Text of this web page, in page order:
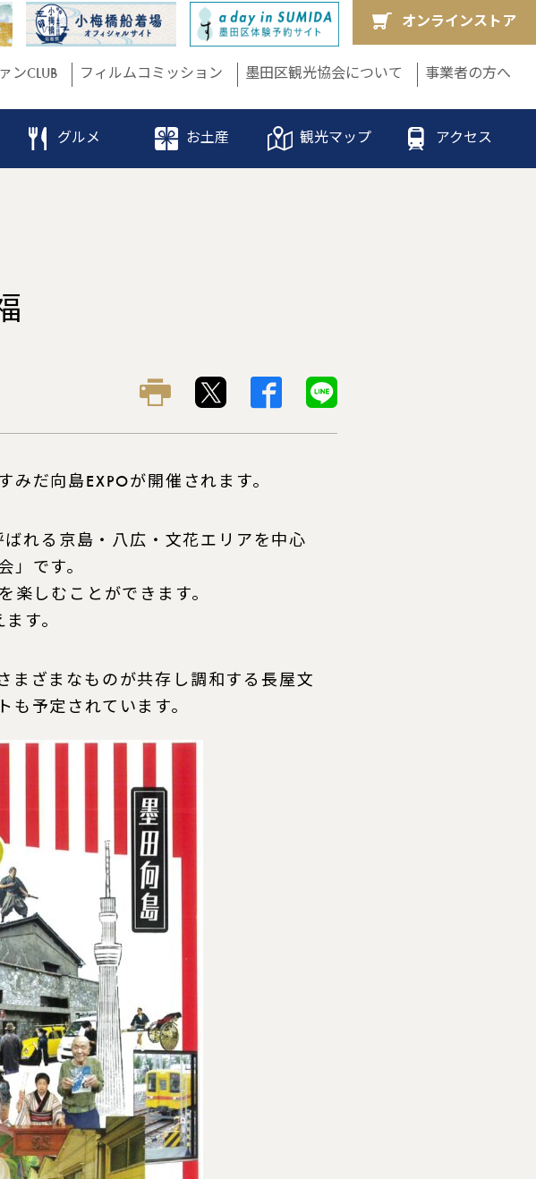
オンラインストア
ンCLUB フィルムコミッション 墨田区観光協会について 事業者の方へ
グルメ お土産 観光マップ アクセス
だ向島EXPOが開催されます。
れる京島・八広・文花エリアを中心
」です。
楽しむことができます。
す。
まざまなものが共存し調和する長屋文
予定されています。